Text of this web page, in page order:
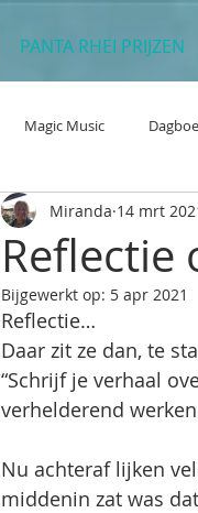
PANTA RHEI PRIJZEN
Magic Music
Reflectie
Miranda 14 mrt
Bijgewerkt op: 5 apr 2021
Reflectie…
Daar zit ze dan, te
“Schrijf je verhaal
verhelderend
Nu achteraf lijken
middenin zat was